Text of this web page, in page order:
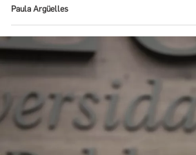
Paula Argüelles